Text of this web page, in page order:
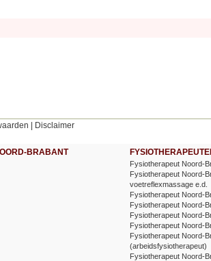
Disclaimer
BRABANT
Fysiotherapeut Noord-
Fysiotherapeut Noord-
voetreflexmassage e.d.
Fysiotherapeut Noord-
Fysiotherapeut Noord-
Fysiotherapeut Noord-
Fysiotherapeut Noord-
Fysiotherapeut Noord-
(arbeidsfysiotherapeut)
Fysiotherapeut Noord-